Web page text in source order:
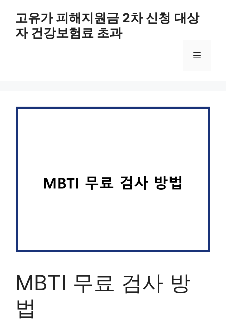
고유가 피해지원금 2차 신청 대상
자 건강보험료 초과
메
MBTI 무료 검사 방
법